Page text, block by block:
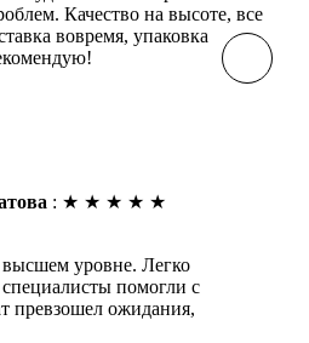
Качество на высоте, все
вовремя, упаковка
: ★ ★ ★ ★ ★
уровне. Легко
специалисты помогли с
превзошел ожидания,